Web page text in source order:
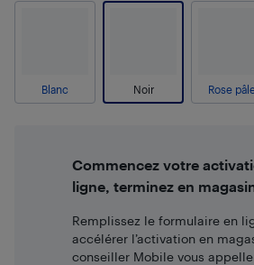
Blanc Noir Rose
Commencez votre
ligne, terminez en
Remplissez le formulaire en
accélérer l’activation en
conseiller Mobile vous